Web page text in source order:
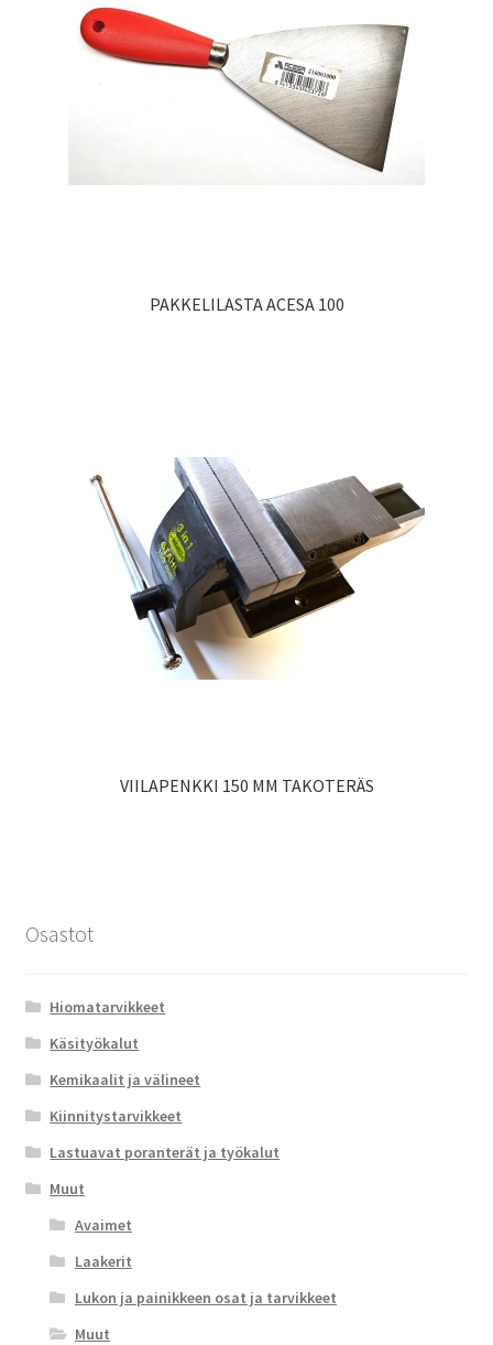
PAKKELILASTA ACESA 100
VIILAPENKKI 150 MM TAKOTERÄS
Osastot
Hiomatarvikkeet
Käsityökalut
Kemikaalit ja välineet
Kiinnitystarvikkeet
Lastuavat poranterät ja työkalut
Muut
Avaimet
Laakerit
Lukon ja painikkeen osat ja tarvikkeet
Muut